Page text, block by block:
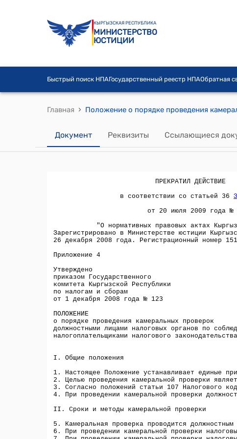
КЫРГЫЗСКАЯ РЕСПУБЛИКА
МИНИСТЕРСТВО
ЮСТИЦИИ
Быстрый поиск НПАГосударственный реестр НПАОбратная
Главная ›
Документ Реквизиты Ссылающиеся